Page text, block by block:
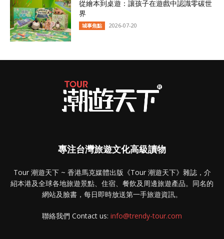
從繪本到桌遊：讓孩子在遊戲中認識零碳世
界
城事焦點 2026-07-20
專注台灣旅遊文化高級讀物
Tour 潮遊天下 ~ 香港馬克媒體出版《Tour 潮遊天下》雜誌，介
紹本港及全球各地旅遊景點、住宿、餐飲及周邊旅遊產品。同名的
網站及臉書，每日即時放送第一手旅遊資訊。
聯絡我們 Contact us: info@trendy-tour.com